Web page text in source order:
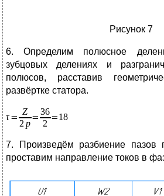
Рисунок 7
6. Определим полюсное
зубцовых делениях и
полюсов, расставив
развёртке статора.
7. Произведём разбиение
проставим направление токов в